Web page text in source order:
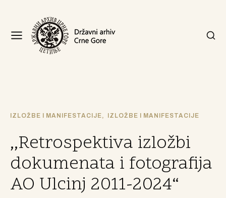
IZLOŽBE I MANIFESTACIJE IZLOŽBE I MANIFESTACIJE
,,Retrospektiva izložbi
dokumenata i fotografija
AO Ulcinj 2011-2024“